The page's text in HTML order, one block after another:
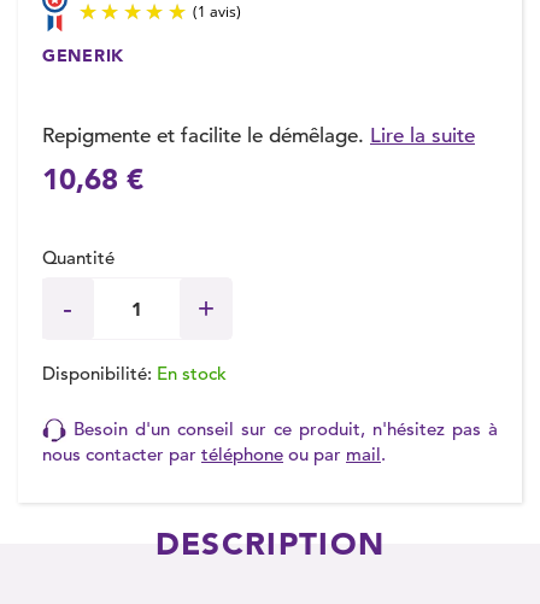
GENERIK
Repigmente et facilite le démêlage. Lire la suite
10,68 €
Quantité
Disponibilité: En stock
Besoin d'un conseil sur ce produit, n'hésitez pas à
nous contacter par téléphone ou par mail.
DESCRIPTION